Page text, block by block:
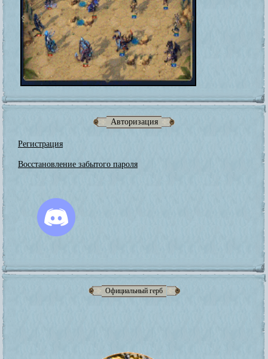
Авторизация
Регистрация
Восстановление забытого пароля
Официальный герб